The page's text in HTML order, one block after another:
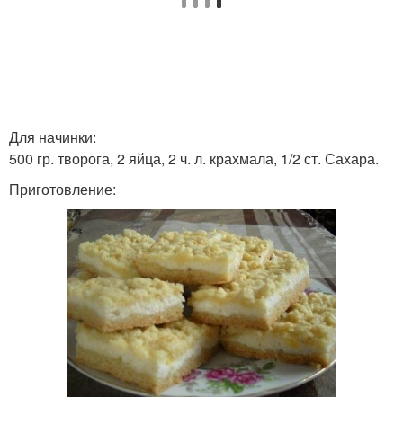
Для начинки:
500 гр. творога, 2 яйца, 2 ч. л. крахмала, 1/2 ст. Сахара.
Приготовление: